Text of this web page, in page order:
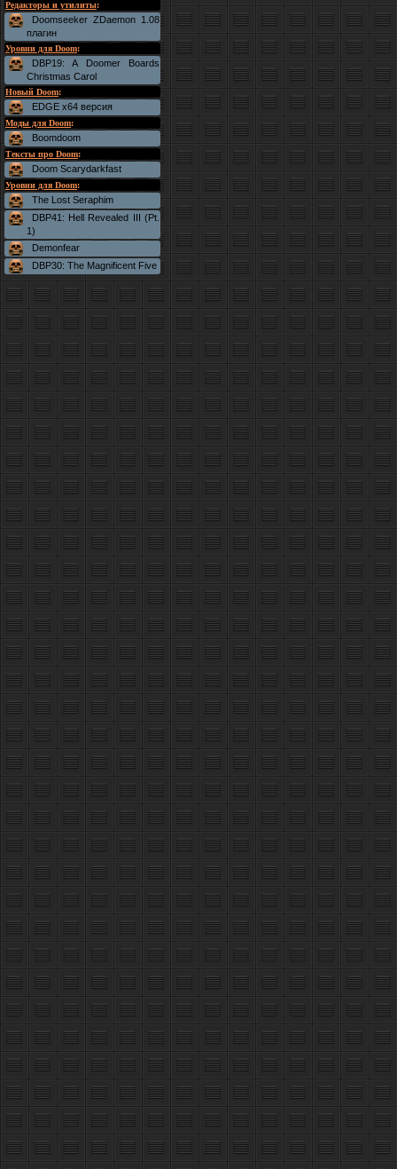
Редакторы и утилиты:
Doomseeker ZDaemon 1.08
плагин
Уровни для Doom:
DBP19: A Doomer Boards
Christmas Carol
Новый Doom:
EDGE x64 версия
Моды для Doom:
Boomdoom
Тексты про Doom:
Doom Scarydarkfast
Уровни для Doom:
The Lost Seraphim
DBP41: Hell Revealed III (Pt.
1)
Demonfear
DBP30: The Magnificent Five